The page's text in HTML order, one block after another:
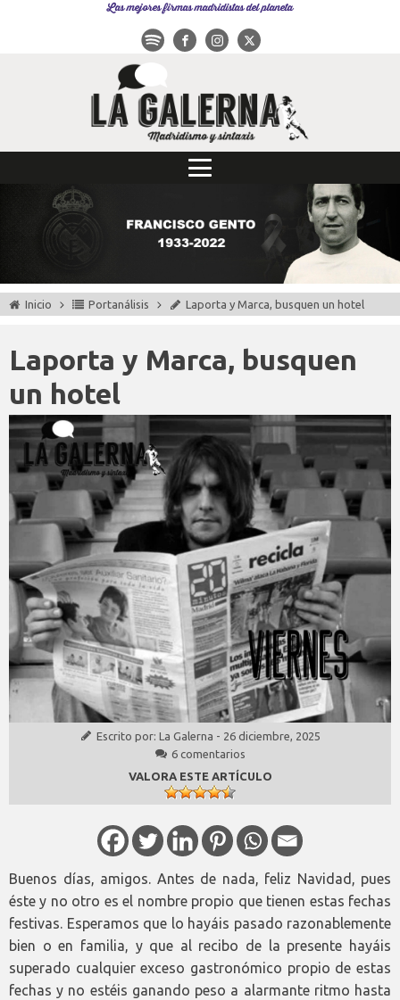
Las mejores firmas madridistas del planeta
Inicio Portanálisis Laporta y Marca, busquen un hotel
Laporta y Marca, busquen
un hotel
Escrito por: La Galerna - 26 diciembre, 2025
6 comentarios
VALORA ESTE ARTÍCULO
Buenos días, amigos. Antes de nada, feliz Navidad, pues
éste y no otro es el nombre propio que tienen estas fechas
festivas. Esperamos que lo hayáis pasado razonablemente
bien o en familia, y que al recibo de la presente hayáis
superado cualquier exceso gastronómico propio de estas
fechas y no estéis ganando peso a alarmante ritmo hasta